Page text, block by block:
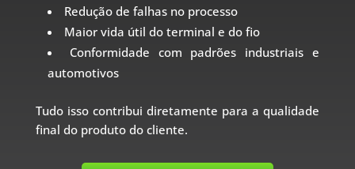
Redução de falhas no processo
Maior vida útil do terminal e do fio
Conformidade com padrões industriais e
automotivos
Tudo isso contribui diretamente para a qualidade
final do produto do cliente.